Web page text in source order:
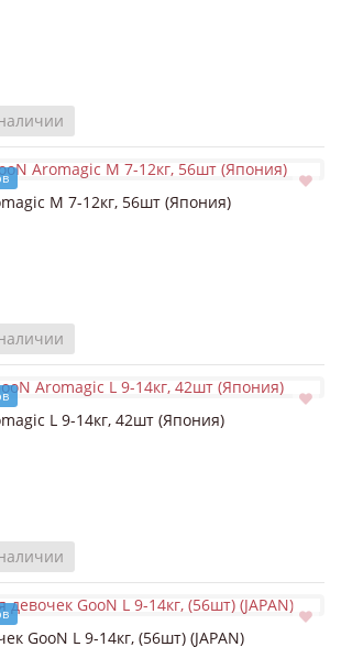
M 7-12кг, 56шт (Япония)
L 9-14кг, 42шт (Япония)
GooN L 9-14кг, (56шт) (JAPAN)